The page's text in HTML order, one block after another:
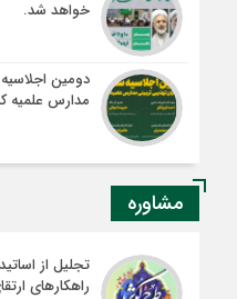
خواهد شد.
دومین اجلاسیه
مدارس علمیه
مشاوره
تجلیل از
راهکارهای